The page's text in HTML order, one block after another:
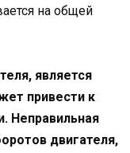
на общей
является
привести к
Неправильная
двигателя,